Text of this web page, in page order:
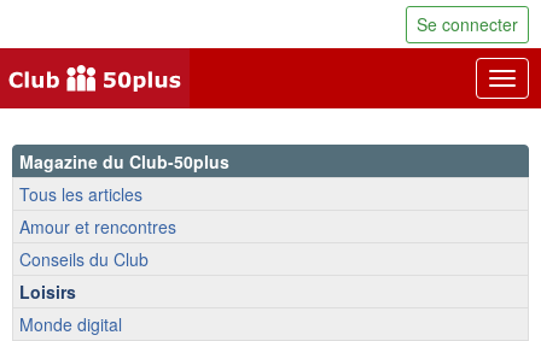
Se connecter
Magazine du Club-50plus
Tous les articles
Amour et rencontres
Conseils du Club
Loisirs
Monde digital